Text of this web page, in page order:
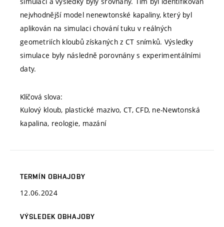
nejvhodnější model nenewtonské kapaliny, který byl
aplikován na simulaci chování tuku v reálných
geometriích kloubů získaných z CT snímků. Výsledky
simulace byly následně porovnány s experimentálními
daty.
Klíčová slova:
Kulový kloub, plastické mazivo, CT, CFD, ne-Newtonská
kapalina, reologie, mazání
TERMÍN OBHAJOBY
12.06.2024
VÝSLEDEK OBHAJOBY